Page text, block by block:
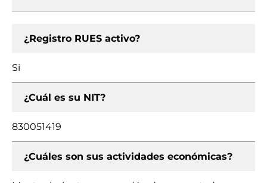
¿Registro RUES activo?
Si
¿Cuál es su NIT?
830051419
¿Cuáles son sus actividades económicas?